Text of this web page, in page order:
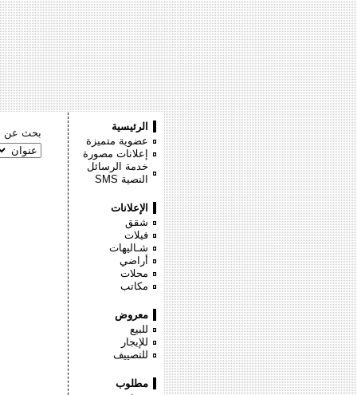
بحث عن
الرئيسية
عضوية متميزة
إعلانات مصورة
خدمة الرسائل
النصية SMS
الإعلانات
شقق
فيلات
شـاليهات
أراضي
محلات
مكاتب
معروض
للبيع
للإيجار
للتصييف
مطلوب